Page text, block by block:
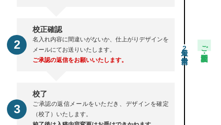
校正確認
名入れ内容に間違いがないか、仕上がりデザインを
メールにてお送りいたします。
ご承認の返信をお願いいたします。
校了
ご承認の返信メールをいただき、デザインを確定
（校了）いたします。
2 ご注文・校正期間